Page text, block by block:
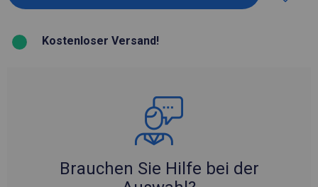
Kostenloser Versand!
Brauchen Sie Hilfe bei der